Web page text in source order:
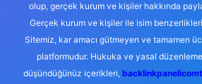
olup, gerçek kurum ve kişiler hakkında
Gerçek kurum ve kişiler ile isim
Sitemiz, kar amacı gütmeyen ve tamamen
platformudur. Hukuka ve yasal
düşündüğünüz içerikleri,